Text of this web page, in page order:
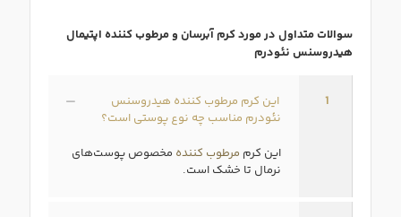
سوالات متداول در مورد کرم آبرسان و مرطوب کننده اپتیمال
هیدروسنس نئودرم
1
این کرم مرطوب کننده هیدروسنس
نئودرم مناسب چه نوع پوستی است؟
این کرم مرطوب کننده مخصوص پوست‌های
نرمال تا خشک است.